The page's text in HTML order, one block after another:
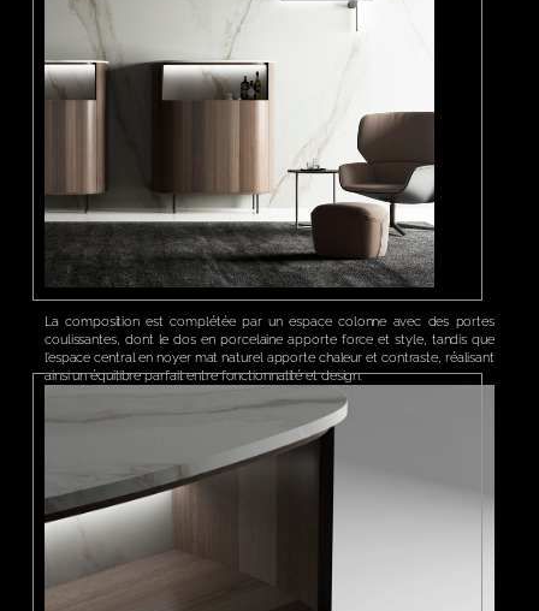
La composition est complétée par un espace colonne avec des portes
coulissantes, dont le dos en porcelaine apporte force et style, tandis que
l’espace central en noyer mat naturel apporte chaleur et contraste, réalisant
ainsi un équilibre parfait entre fonctionnalité et design.